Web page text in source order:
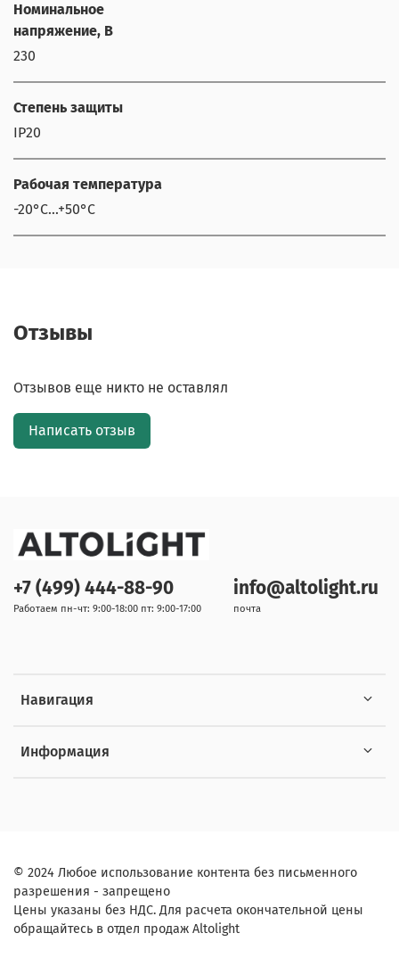
Номинальное
напряжение, В
230
Степень защиты
IP20
Рабочая температура
-20°C...+50°С
Отзывы
Отзывов еще никто не оставлял
Написать отзыв
Навигация
Информация
+7 (499) 444-88-90
Работаем пн-чт: 9:00-18:00 пт: 9:00-17:00
info@altolight.ru
почта
© 2024 Любое использование контента без письменного
разрешения - запрещено
Цены указаны без НДС. Для расчета окончательной цены
обращайтесь в отдел продаж Altolight